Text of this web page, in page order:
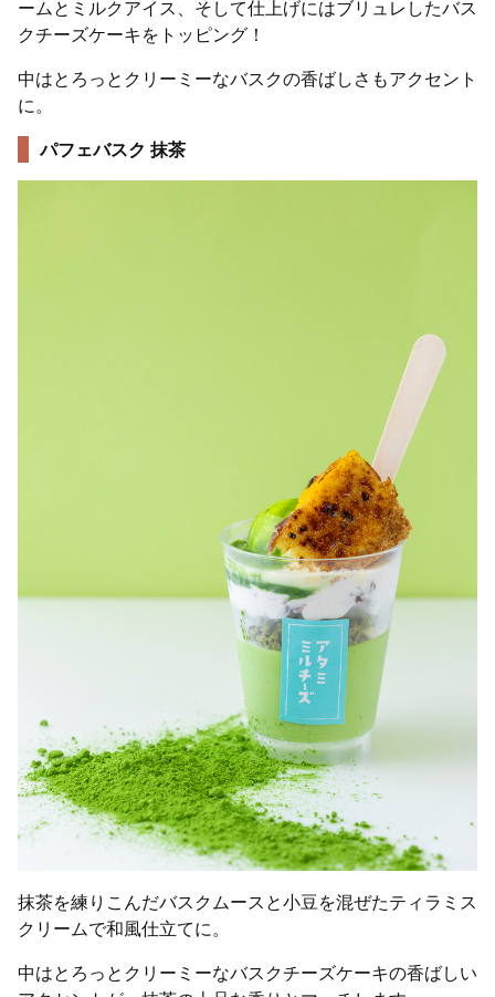
ームとミルクアイス、そして仕上げにはブリュレしたバス
クチーズケーキをトッピング！
中はとろっとクリーミーなバスクの香ばしさもアクセント
に。
パフェバスク 抹茶
抹茶を練りこんだバスクムースと小豆を混ぜたティラミス
クリームで和風仕立てに。
中はとろっとクリーミーなバスクチーズケーキの香ばしい